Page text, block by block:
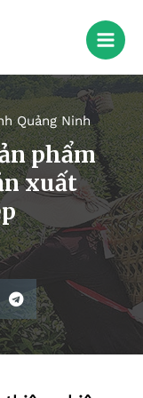
Quảng Ninh
phẩm
xuất